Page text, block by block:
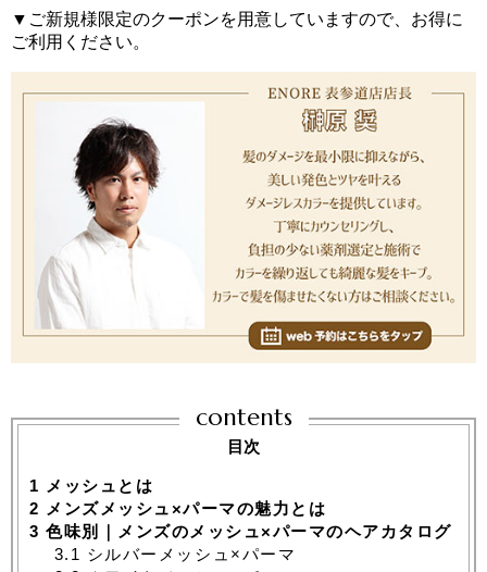
▼ご新規様限定のクーポンを用意していますので、お得に
ご利用ください。
contents
目次
1 メッシュとは
2 メンズメッシュ×パーマの魅力とは
3 色味別｜メンズのメッシュ×パーマのヘアカタログ
3.1 シルバーメッシュ×パーマ